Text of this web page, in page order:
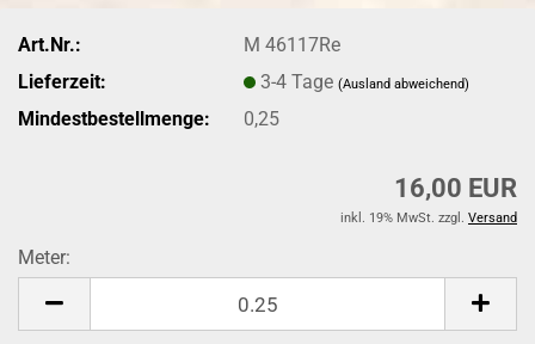
Art.Nr.:
M 46117Re
Lieferzeit:
3-4 Tage(Ausland abweichend)
Mindestbestellmenge: 0,25
16,00 EUR
inkl. 19% MwSt. zzgl. Versand
Meter: